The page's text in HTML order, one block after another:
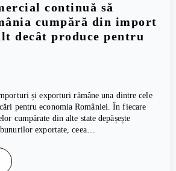
continuă să
cumpără din import
decât produce pentru
și exporturi rămâne una dintre cele
pentru economia României. În fiecare
cumpărate din alte state depășește
exportate, ceea…